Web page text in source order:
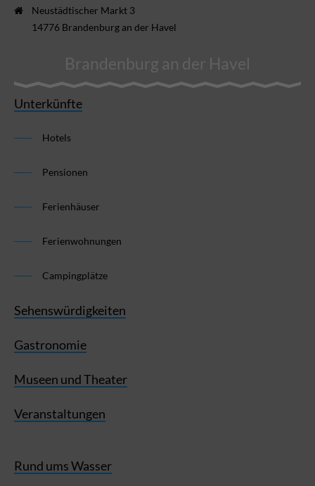
Neustädtischer Markt 3
14776 Brandenburg an der Havel
Brandenburg an der Havel
Unterkünfte
Hotels
Pensionen
Ferienhäuser
Ferienwohnungen
Campingplätze
Sehenswürdigkeiten
Gastronomie
Museen und Theater
Veranstaltungen
Rund ums Wasser